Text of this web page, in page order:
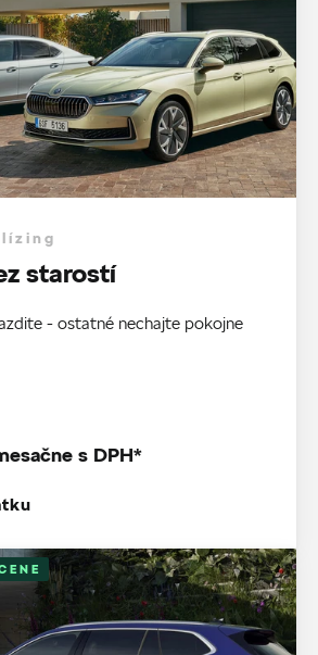
starostí
- ostatné nechajte pokojne
s DPH*